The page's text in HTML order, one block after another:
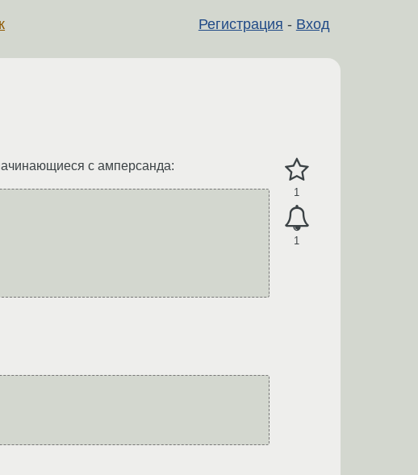
Регистрация - Вход
1
1
с амперсанда: